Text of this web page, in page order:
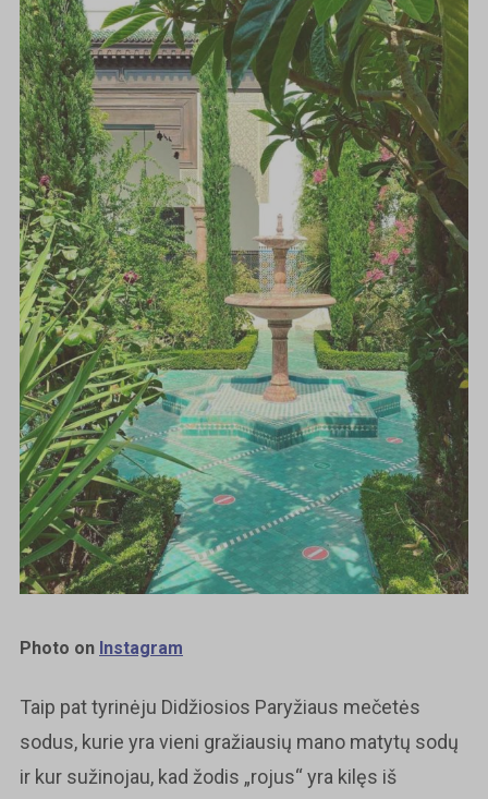
Photo on Instagram
Taip pat tyrinėju Didžiosios Paryžiaus mečetės
sodus, kurie yra vieni gražiausių mano matytų sodų
ir kur sužinojau, kad žodis „rojus“ yra kilęs iš